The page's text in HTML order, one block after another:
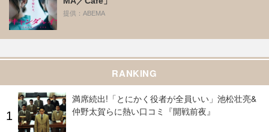
提供：ABEMA
RANKING
満席続出!「とにかく役者が全員いい」池松壮亮&
仲野太賀らに熱い口コミ『開戦前夜』